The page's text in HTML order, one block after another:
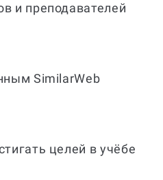
и преподавателей
SimilarWeb
целей в учёбе